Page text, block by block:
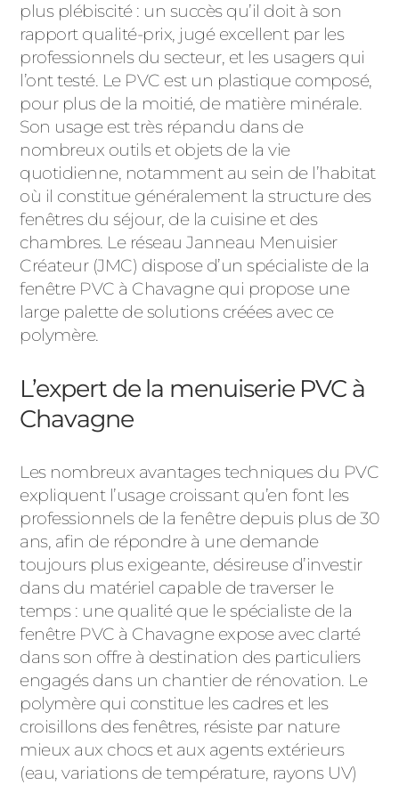
plus plébiscité : un succès qu’il doit à son
rapport qualité-prix, jugé excellent par les
professionnels du secteur, et les usagers qui
l’ont testé. Le PVC est un plastique composé,
pour plus de la moitié, de matière minérale.
Son usage est très répandu dans de
nombreux outils et objets de la vie
quotidienne, notamment au sein de l’habitat
où il constitue généralement la structure des
fenêtres du séjour, de la cuisine et des
chambres. Le réseau Janneau Menuisier
Créateur (JMC) dispose d’un spécialiste de la
fenêtre PVC à Chavagne qui propose une
large palette de solutions créées avec ce
polymère.
L’expert de la menuiserie PVC à
Chavagne
Les nombreux avantages techniques du PVC
expliquent l’usage croissant qu’en font les
professionnels de la fenêtre depuis plus de 30
ans, afin de répondre à une demande
toujours plus exigeante, désireuse d’investir
dans du matériel capable de traverser le
temps : une qualité que le spécialiste de la
fenêtre PVC à Chavagne expose avec clarté
dans son offre à destination des particuliers
engagés dans un chantier de rénovation. Le
polymère qui constitue les cadres et les
croisillons des fenêtres, résiste par nature
mieux aux chocs et aux agents extérieurs
(eau, variations de température, rayons UV)